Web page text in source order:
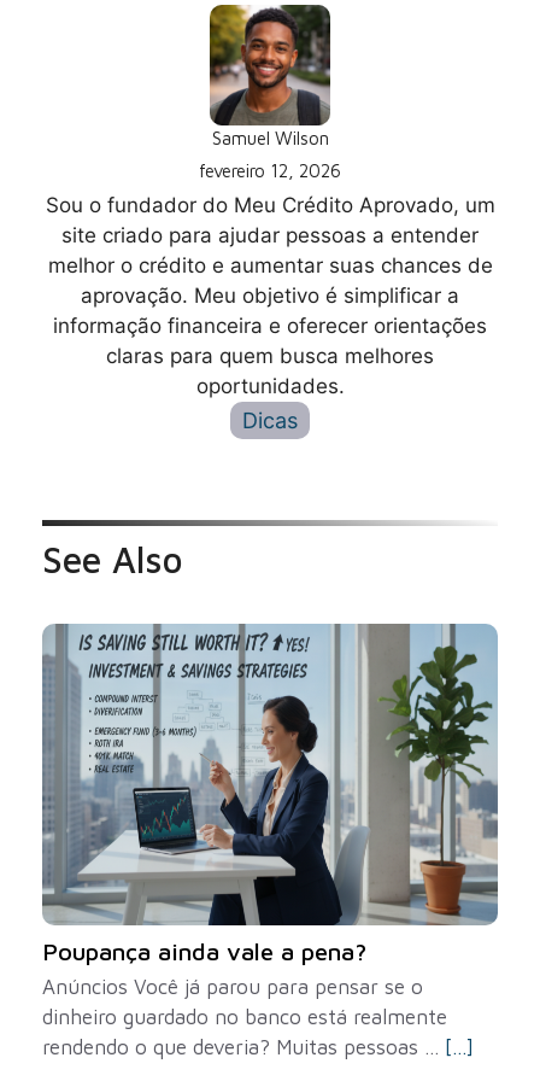
Samuel Wilson
fevereiro 12, 2026
Sou o fundador do Meu Crédito Aprovado, um
site criado para ajudar pessoas a entender
melhor o crédito e aumentar suas chances de
aprovação. Meu objetivo é simplificar a
informação financeira e oferecer orientações
claras para quem busca melhores
oportunidades.
Dicas
See Also
Poupança ainda vale a pena?
Anúncios Você já parou para pensar se o
dinheiro guardado no banco está realmente
rendendo o que deveria? Muitas pessoas ... [...]